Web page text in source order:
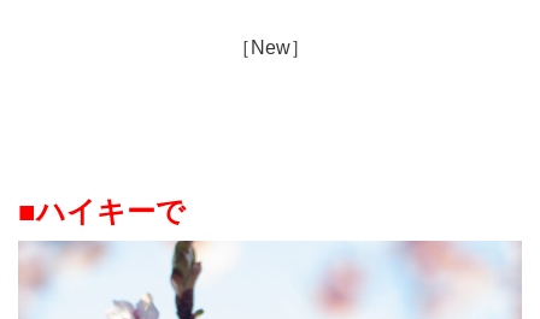
［New］
■ハイキーで